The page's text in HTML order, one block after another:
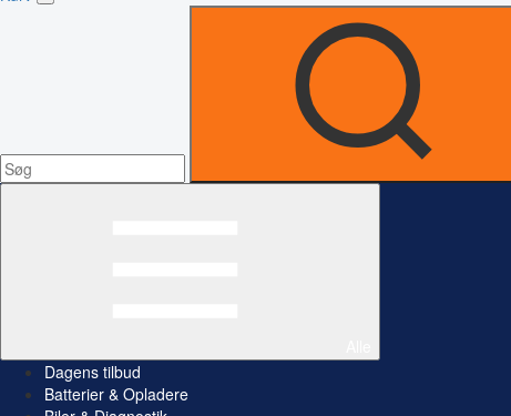
Dagens tilbud
Batterier & Opladere